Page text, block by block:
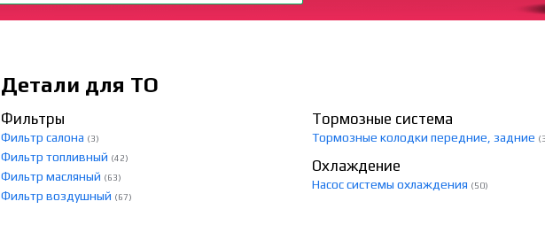
Детали для ТО
Фильтры
Фильтр салона (3)
Фильтр топливный (42)
Фильтр масляный (63)
Фильтр воздушный (67)
Тормозные система
Тормозные колодки передние, задние
Охлаждение
Насос системы охлаждения (50)